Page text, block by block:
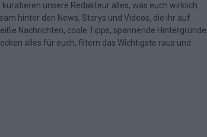
kuratieren unsere Redakteur alles, was euch wirklich
hinter den News, Storys und Videos, die ihr auf
Nachrichten, coole Tipps, spannende Hintergründe
alles für euch, filtern das Wichtigste raus und